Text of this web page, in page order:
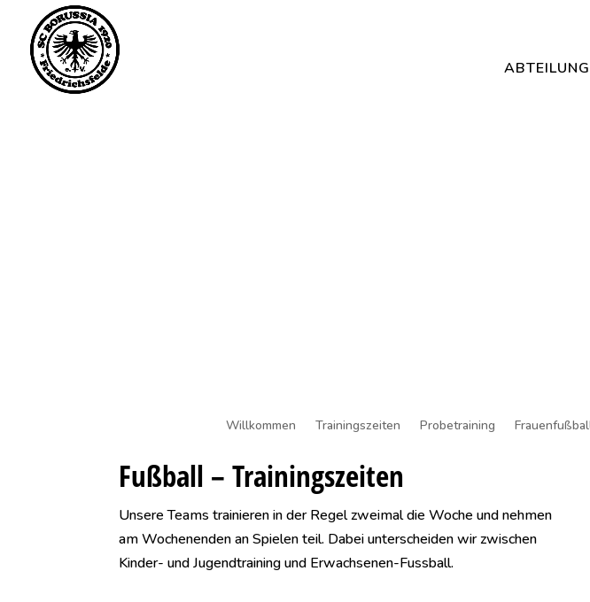
Willkommen Trainingszeiten Probetraining
Fußball – Trainingszeiten
Unsere Teams trainieren in der Regel zweimal die Woche und nehmen
am Wochenenden an Spielen teil. Dabei unterscheiden wir zwischen
Kinder- und Jugendtraining und Erwachsenen-Fussball.